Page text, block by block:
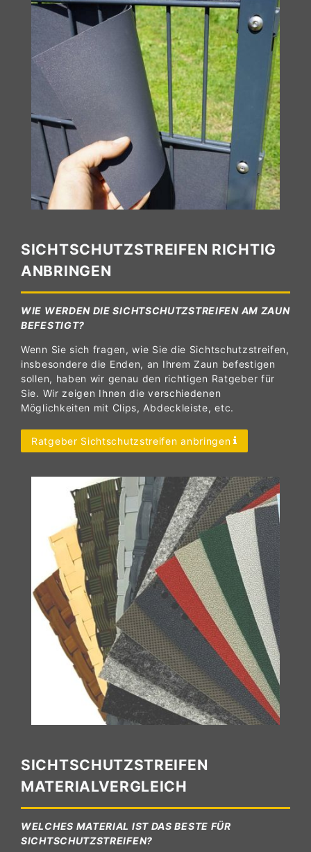
SICHTSCHUTZSTREIFEN RICHTIG
ANBRINGEN
WIE WERDEN DIE SICHTSCHUTZSTREIFEN AM ZAUN
BEFESTIGT?
Wenn Sie sich fragen, wie Sie die Sichtschutzstreifen,
insbesondere die Enden, an Ihrem Zaun befestigen
sollen, haben wir genau den richtigen Ratgeber für
Sie. Wir zeigen Ihnen die verschiedenen
Möglichkeiten mit Clips, Abdeckleiste, etc.
Ratgeber Sichtschutzstreifen anbringen
SICHTSCHUTZSTREIFEN
MATERIALVERGLEICH
WELCHES MATERIAL IST DAS BESTE FÜR
SICHTSCHUTZSTREIFEN?